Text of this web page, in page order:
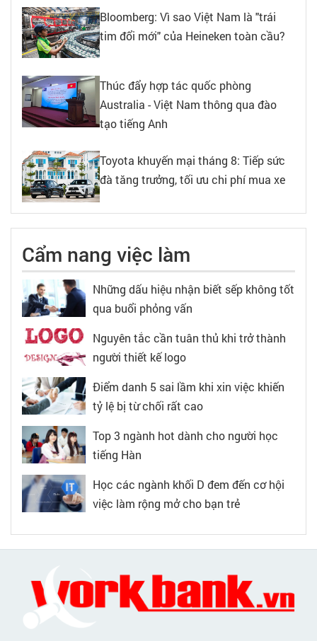
Bloomberg: Vì sao Việt Nam là "trái
tim đổi mới" của Heineken toàn cầu?
Thúc đẩy hợp tác quốc phòng
Australia - Việt Nam thông qua đào
tạo tiếng Anh
Toyota khuyến mại tháng 8: Tiếp sức
đà tăng trưởng, tối ưu chi phí mua xe
Cẩm nang việc làm
Những dấu hiệu nhận biết sếp không tốt
qua buổi phỏng vấn
Nguyên tắc cần tuân thủ khi trở thành
người thiết kế logo
Điểm danh 5 sai lầm khi xin việc khiến
tỷ lệ bị từ chối rất cao
Top 3 ngành hot dành cho người học
tiếng Hàn
Học các ngành khối D đem đến cơ hội
việc làm rộng mở cho bạn trẻ